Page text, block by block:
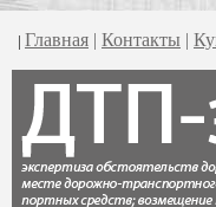
| Главная | Контакты |